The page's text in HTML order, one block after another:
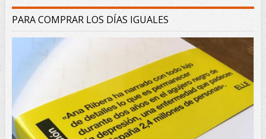
PARA COMPRAR LOS DÍAS IGUALES